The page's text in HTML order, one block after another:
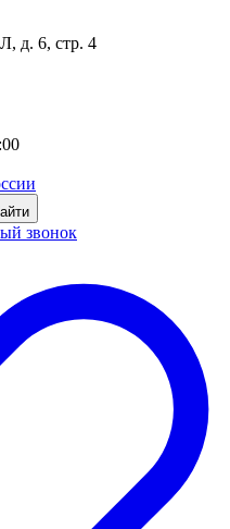
д. 6, стр. 4
звонок